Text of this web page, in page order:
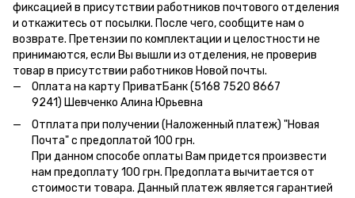
фиксацией в присутствии работников почтового отделения
и откажитесь от посылки. После чего, сообщите нам о
возврате. Претензии по комплектации и целостности не
принимаются, если Вы вышли из отделения, не проверив
товар в присутствии работников Новой почты.
Оплата на карту ПриватБанк (5168 7520 8667
9241) Шевченко Алина Юрьевна
Отплата при получении (Наложенный платеж) "Новая
Почта" с предоплатой 100 грн.
При данном способе оплаты Вам придется произвести
нам предоплату 100 грн. Предоплата вычитается от
стоимости товара. Данный платеж является гарантией